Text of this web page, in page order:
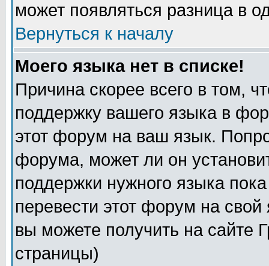
может появляться разница в
Вернуться к началу
Моего языка нет в списке!
Причина скорее всего в том,
поддержку вашего языка в
этот форум на ваш язык.
форума, может ли он
поддержки нужного языка
перевести этот форум на
вы можете получить на сайте
страницы)